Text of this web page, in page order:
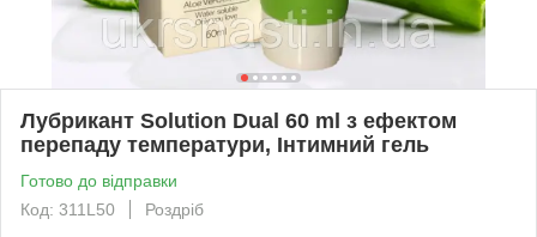
Лубрикант Solution Dual 60 ml з ефектом
перепаду температури, Інтимний гель
Готово до відправки
Код: 311L50
Роздріб